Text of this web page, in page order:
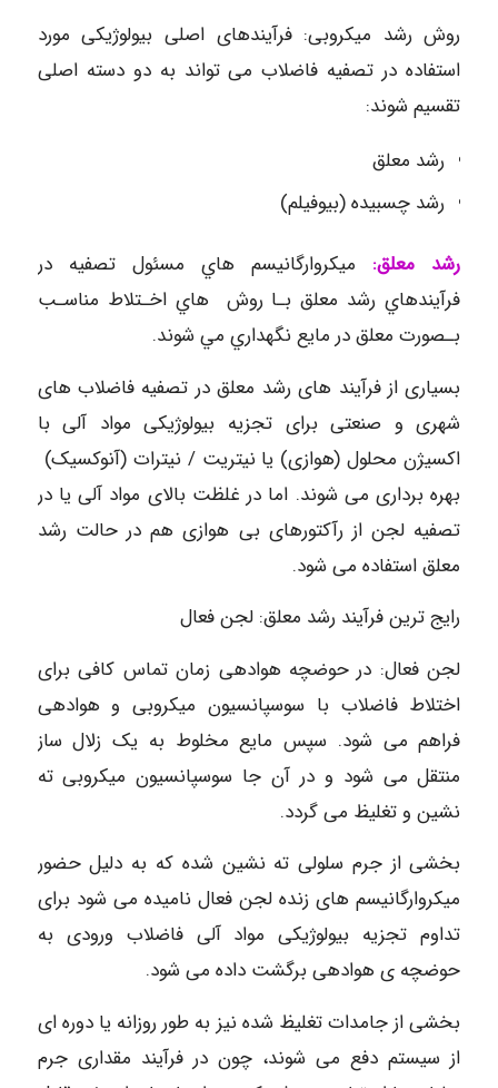
روش رشد میکروبی: فرآیندهای اصلی بیولوژیکی مورد
استفاده در تصفیه فاضلاب می تواند به دو دسته اصلی
تقسیم شوند:
رشد معلق
رشد چسبیده (بیوفیلم)
رشد معلق: ميكروارگانيسم هاي مسئول تصفيه در
فرآيندهاي رشد معلق بـا روش هاي اخـتلاط مناسـب
بـصورت معلق در مايع نگهداري مي شوند.
بسیاری از فرآیند های رشد معلق در تصفیه فاضلاب های
شهری و صنعتی برای تجزیه بیولوژیکی مواد آلی با
اکسیژن محلول (هوازی) یا نیتریت / نیترات (آنوکسیک)
بهره برداری می شوند. اما در غلظت بالای مواد آلی یا در
تصفیه لجن از رآکتورهای بی هوازی هم در حالت رشد
معلق استفاده می شود.
رایج ترین فرآیند رشد معلق: لجن فعال
لجن فعال: در حوضچه هوادهی زمان تماس کافی برای
اختلاط فاضلاب با سوسپانسیون میکروبی و هوادهی
فراهم می شود. سپس مایع مخلوط به یک زلال ساز
منتقل می شود و در آن جا سوسپانسیون میکروبی ته
نشین و تغلیظ می گردد.
بخشی از جرم سلولی ته نشین شده که به دلیل حضور
میکروارگانیسم های زنده لجن فعال نامیده می شود برای
تداوم تجزیه بیولوژیکی مواد آلی فاضلاب ورودی به
حوضچه ی هوادهی برگشت داده می شود.
بخشی از جامدات تغلیظ شده نیز به طور روزانه یا دوره ای
از سیستم دفع می شوند، چون در فرآیند مقداری جرم